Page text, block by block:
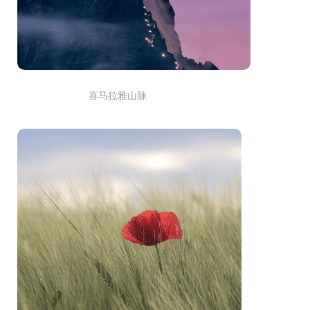
喜马拉雅山脉